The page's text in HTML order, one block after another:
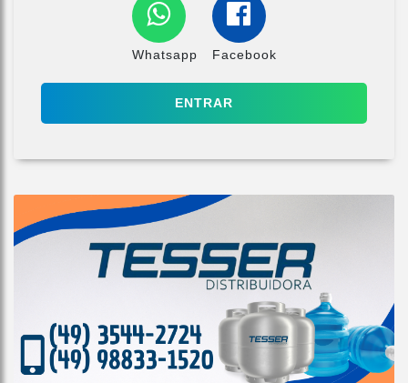
Whatsapp Facebook
ENTRAR